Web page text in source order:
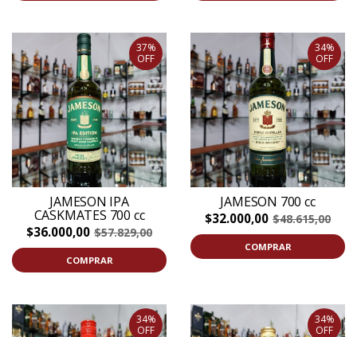
37%
OFF
JAMESON IPA
CASKMATES 700 cc
$36.000,00 $57.829,00
COMPRAR
34%
OFF
JAMESON 700 cc
$32.000,00 $48.615,00
COMPRAR
34%
OFF
34%
OFF